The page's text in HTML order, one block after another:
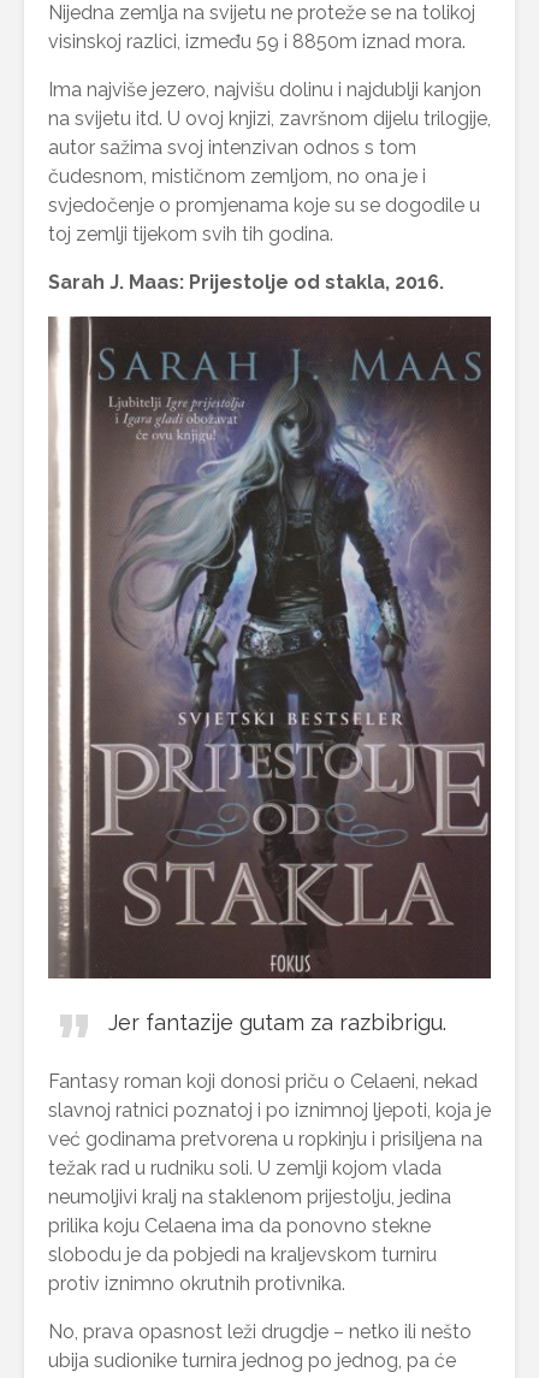
Nijedna zemlja na svijetu ne proteže se na tolikoj
visinskoj razlici, između 59 i 8850m iznad mora.
Ima najviše jezero, najvišu dolinu i najdublji kanjon
na svijetu itd. U ovoj knjizi, završnom dijelu trilogije,
autor sažima svoj intenzivan odnos s tom
čudesnom, mističnom zemljom, no ona je i
svjedočenje o promjenama koje su se dogodile u
toj zemlji tijekom svih tih godina.
Sarah J. Maas: Prijestolje od stakla, 2016.
Jer fantazije gutam za razbibrigu.
Fantasy roman koji donosi priču o Celaeni, nekad
slavnoj ratnici poznatoj i po iznimnoj ljepoti, koja je
već godinama pretvorena u ropkinju i prisiljena na
težak rad u rudniku soli. U zemlji kojom vlada
neumoljivi kralj na staklenom prijestolju, jedina
prilika koju Celaena ima da ponovno stekne
slobodu je da pobjedi na kraljevskom turniru
protiv iznimno okrutnih protivnika.
No, prava opasnost leži drugdje – netko ili nešto
ubija sudionike turnira jednog po jednog, pa će